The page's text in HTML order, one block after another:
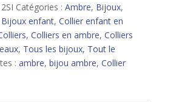
Catégories : Ambre, Bijoux,
Bijoux enfant, Collier enfant en
, Colliers en ambre, Colliers
, Tous les bijoux, Tout le
: ambre, bijou ambre, Collier